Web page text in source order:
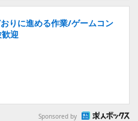
りに進める作業/ゲームコン
迎
Sponsored by